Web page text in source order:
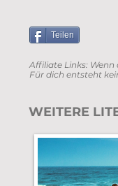
Teilen
Affiliate Links: Wenn
Für dich entsteht
WEITERE